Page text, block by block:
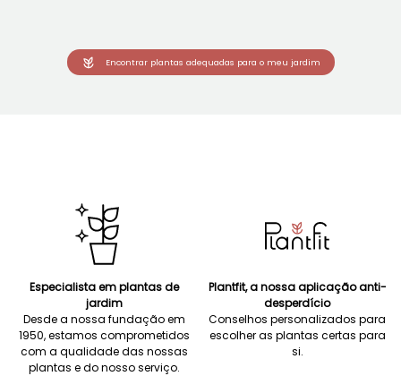
Encontrar plantas adequadas para o meu jardim
Especialista em plantas de
jardim
Desde a nossa fundação em
1950, estamos comprometidos
com a qualidade das nossas
plantas e do nosso serviço.
Plantfit, a nossa aplicação anti-
desperdício
Conselhos personalizados para
escolher as plantas certas para
si.